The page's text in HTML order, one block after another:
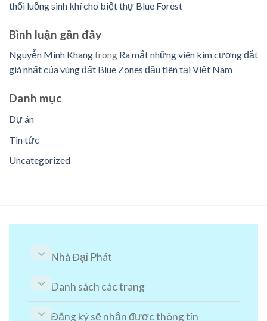
thổi luồng sinh khí cho biệt thự Blue Forest
Bình luận ​​gần đây
Nguyễn Minh Khangtrong Ra mắt những viên kim cương đắt
giá nhất của vùng đất Blue Zones đầu tiên tại Việt Nam
Danh mục
Dự án
Tin tức
Uncategorized
Nhà Đại Phát
Danh sách các trang
Đăng ký sẽ nhận được thông tin